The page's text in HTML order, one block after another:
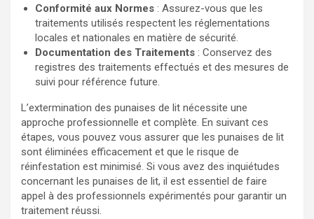
Conformité aux Normes : Assurez-vous que les
traitements utilisés respectent les réglementations
locales et nationales en matière de sécurité.
Documentation des Traitements : Conservez des
registres des traitements effectués et des mesures de
suivi pour référence future.
L’extermination des punaises de lit nécessite une
approche professionnelle et complète. En suivant ces
étapes, vous pouvez vous assurer que les punaises de lit
sont éliminées efficacement et que le risque de
réinfestation est minimisé. Si vous avez des inquiétudes
concernant les punaises de lit, il est essentiel de faire
appel à des professionnels expérimentés pour garantir un
traitement réussi.